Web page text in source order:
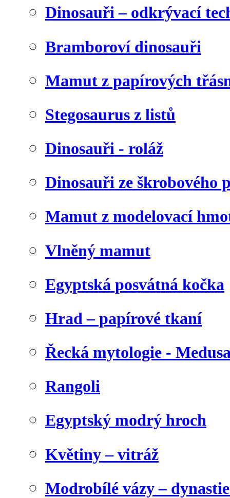
Dinosauři – odkrývací
Bramboroví dinosauři
Mamut z papírových
Stegosaurus z listů
Dinosauři - roláž
Dinosauři ze škrobového
Mamut z modelovací
Vlněný mamut
Egyptská posvátná kočka
Hrad – papírové tkaní
Řecká mytologie -
Rangoli
Egyptský modrý hroch
Květiny – vitráž
Modrobílé vázy –